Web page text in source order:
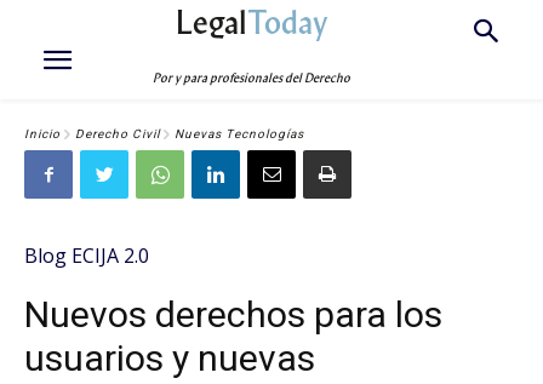
LegalToday
Por y para profesionales del Derecho
Inicio Derecho Civil Nuevas Tecnologías
Blog ECIJA 2.0
Nuevos derechos para los
usuarios y nuevas